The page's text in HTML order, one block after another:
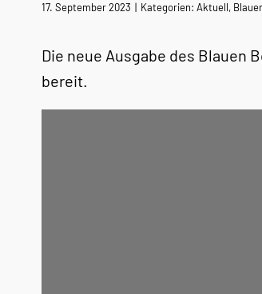
17. September 2023 | Kategorien: Aktuell,
Die neue Ausgabe des Blauen
bereit.